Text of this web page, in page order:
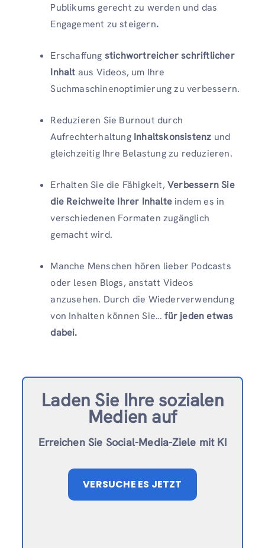
Publikums gerecht zu werden und das
Engagement zu steigern.
Erschaffung stichwortreicher schriftlicher
Inhalt aus Videos, um Ihre
Suchmaschinenoptimierung zu verbessern.
Reduzieren Sie Burnout durch
Aufrechterhaltung Inhaltskonsistenz und
gleichzeitig Ihre Belastung zu reduzieren.
Erhalten Sie die Fähigkeit, Verbessern Sie
die Reichweite Ihrer Inhalte indem es in
verschiedenen Formaten zugänglich
gemacht wird.
Manche Menschen hören lieber Podcasts
oder lesen Blogs, anstatt Videos
anzusehen. Durch die Wiederverwendung
von Inhalten können Sie…für jeden etwas
dabei.
Laden Sie Ihre sozialen
Medien auf
Erreichen Sie Social-Media-Ziele mit KI
VERSUCHE ES JETZT